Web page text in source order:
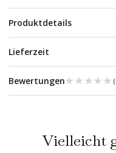
Produktdetails
Lieferzeit
Bewertungen★★★★★
★★★★★ (
Vielleicht